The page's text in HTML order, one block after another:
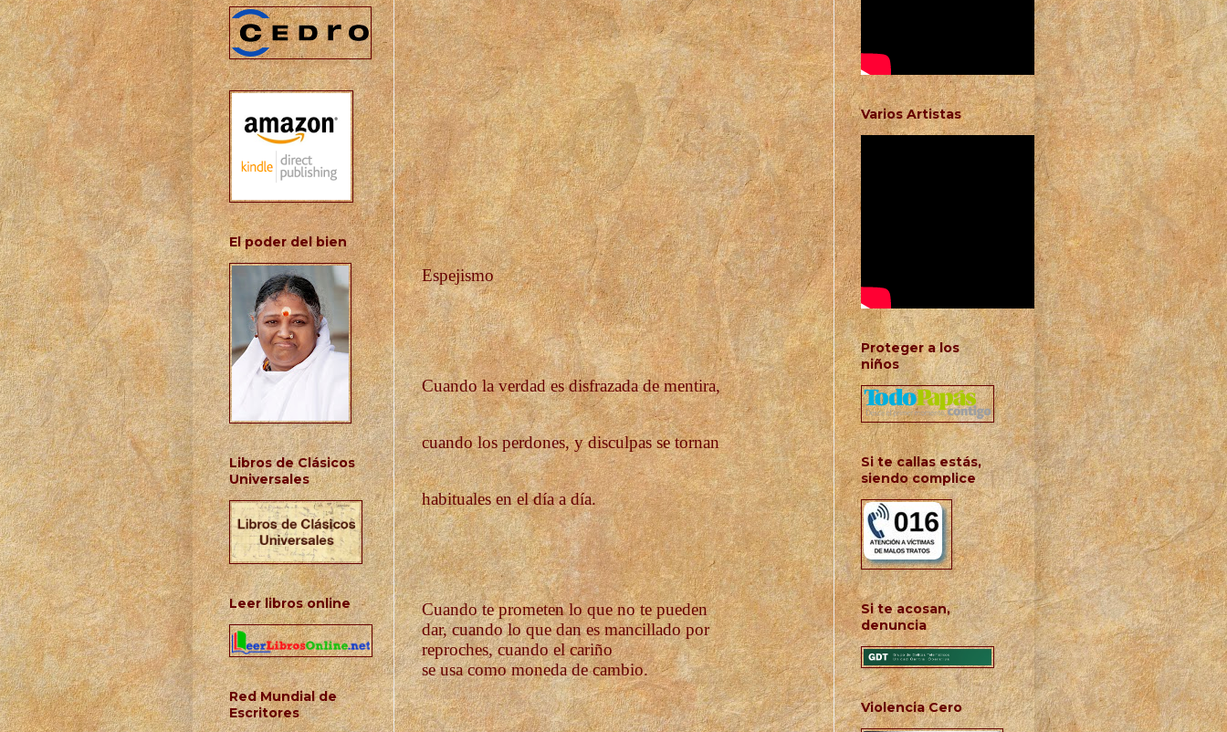
Espejismo
Cuando la verdad es disfrazada de mentira,
cuando los perdones, y disculpas se tornan
habituales en el día a día.
Cuando te prometen lo que no te pueden
dar, cuando lo que dan es mancillado por
reproches, cuando el cariño
se usa como moneda de cambio.
El poder del bien
Libros de Clásicos
Universales
Leer libros online
Red Mundial de
Escritores
Varios Artistas
Proteger a los
niños
Si te callas estás,
siendo complice
Si te acosan,
denuncia
Violencia Cero